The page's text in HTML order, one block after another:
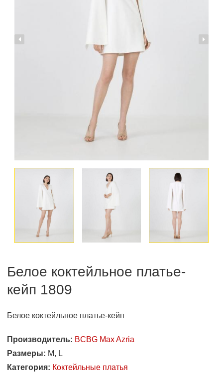
Белое коктейльное платье-
кейп 1809
Белое коктейльное платье-кейп
Производитель: BCBG Max Azria
Размеры: M, L
Категория: Коктейльные платья